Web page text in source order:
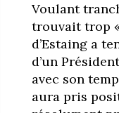
Voulant
trouvait trop
d’Estaing a
d’un
avec son
aura pris